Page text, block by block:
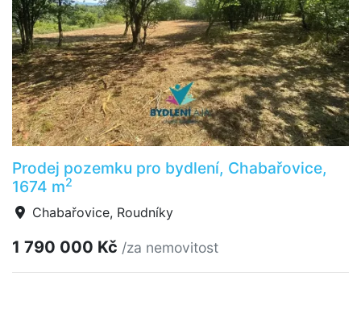
Prodej pozemku pro bydlení, Chabařovice,
1674 m2
Chabařovice, Roudníky
1 790 000 Kč /za nemovitost